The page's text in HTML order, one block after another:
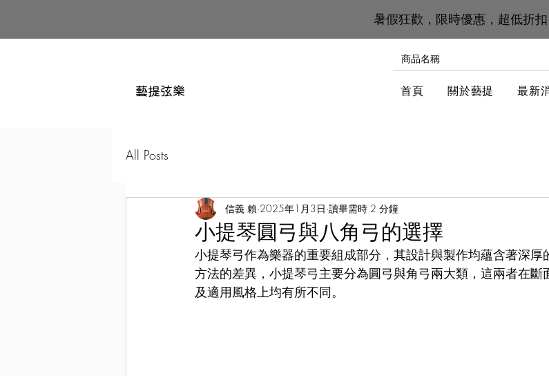
​暑假狂歡，限時優惠，超低折扣
藝提弦樂 首頁 關於藝提 最新
All Posts
小提琴圓弓與八角弓的選擇
信義 賴 2025年1月3日 讀畢需時 2 分鐘
小提琴弓作為樂器的重要組成部分，其設計與製作均蘊含著深
方法的差異，小提琴弓主要分為圓弓與角弓兩大類，這兩者在斷
及適用風格上均有所不同。